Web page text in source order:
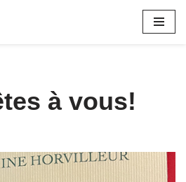
à vous!